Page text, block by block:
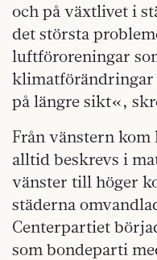
och på växtlivet i
det största
luftföroreningar
klimatförändringar
på längre sikt«,
Från vänstern
alltid beskrevs i
vänster till höger
städerna
Centerpartiet
som bondeparti